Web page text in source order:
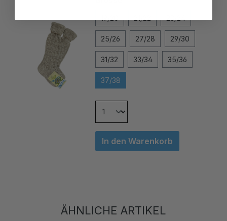
25/26 27/28 29/30
31/32 33/34 35/36
37/38
In den Warenkorb
Produktgalerie überspringen